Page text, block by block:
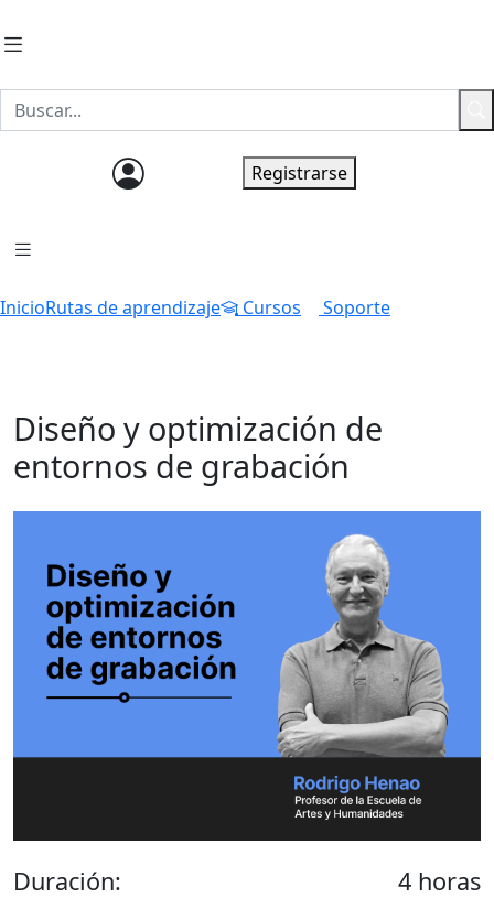
Registrarse
InicioRutas de aprendizaje Cursos Soporte
Diseño y optimización de
entornos de grabación
Duración: 4 horas